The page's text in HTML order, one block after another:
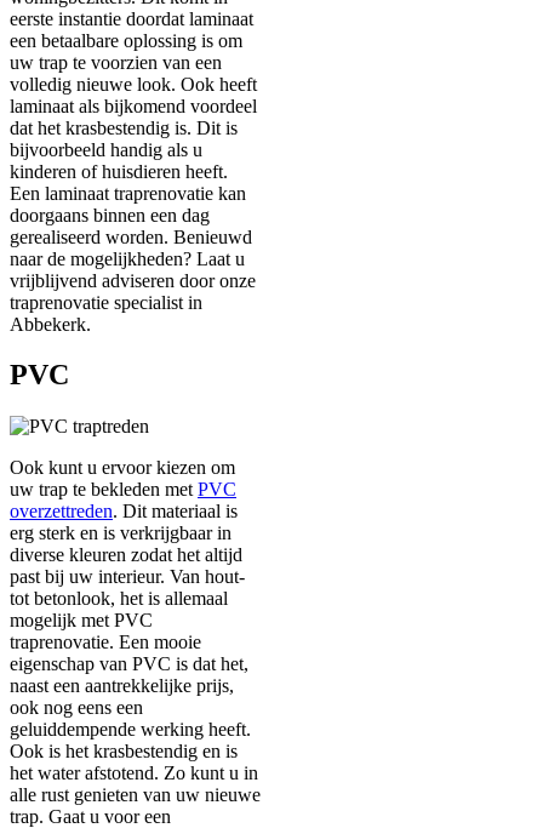
eerste instantie doordat laminaat
een betaalbare oplossing is om
uw trap te voorzien van een
volledig nieuwe look. Ook heeft
laminaat als bijkomend voordeel
dat het krasbestendig is. Dit is
bijvoorbeeld handig als u
kinderen of huisdieren heeft.
Een laminaat traprenovatie kan
doorgaans binnen een dag
gerealiseerd worden. Benieuwd
naar de mogelijkheden? Laat u
vrijblijvend adviseren door onze
traprenovatie specialist in
Abbekerk.
PVC
Ook kunt u ervoor kiezen om
uw trap te bekleden met PVC
overzettreden. Dit materiaal is
erg sterk en is verkrijgbaar in
diverse kleuren zodat het altijd
past bij uw interieur. Van hout-
tot betonlook, het is allemaal
mogelijk met PVC
traprenovatie. Een mooie
eigenschap van PVC is dat het,
naast een aantrekkelijke prijs,
ook nog eens een
geluiddempende werking heeft.
Ook is het krasbestendig en is
het water afstotend. Zo kunt u in
alle rust genieten van uw nieuwe
trap. Gaat u voor een